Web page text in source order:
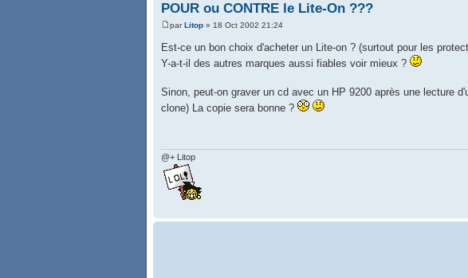
POUR ou CONTRE le Lite-On ???
parLitop » 18 Oct 2002 21:24
Est-ce un bon choix d'acheter un Lite-on ? (surtout pour les
Y-a-t-il des autres marques aussi fiables voir mieux ?
Sinon, peut-on graver un cd avec un HP 9200 après une lecture
clone) La copie sera bonne ?
@+ Litop